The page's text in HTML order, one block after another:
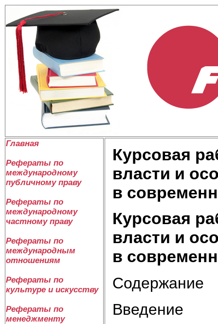
Главная
Рефераты по
международному
публичному праву
Рефераты по
международному
частному праву
Рефераты по
международным
отношениям
Рефераты по
культуре и искусству
Рефераты по
менеджменту
Курсовая
власти и
в
Курсовая
власти и
в
Содержание
Введение